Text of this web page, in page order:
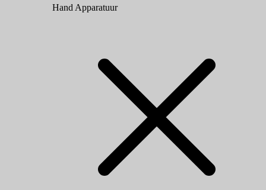
Hand Apparatuur